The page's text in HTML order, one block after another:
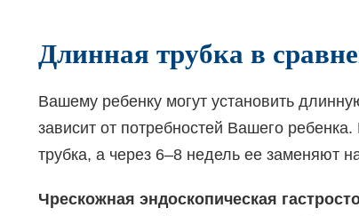
Длинная трубка в
Вашему ребенку могут установить
зависит от потребностей Вашего
трубка, а через 6–8 недель ее заменяют
Чрескожная эндоскопическая